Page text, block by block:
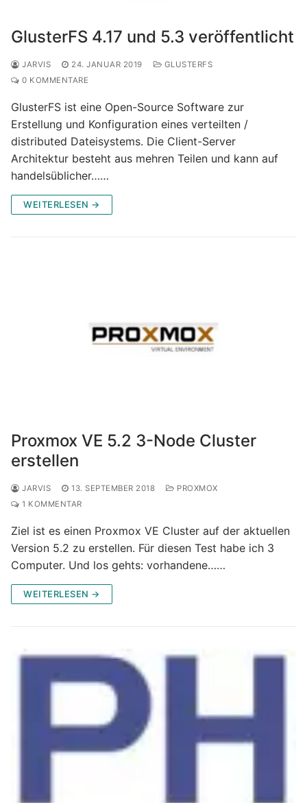
GlusterFS 4.17 und 5.3 veröffentlicht
JARVIS 24. JANUAR 2019
GLUSTERFS
0 KOMMENTARE
GlusterFS ist eine Open-Source Software zur
Erstellung und Konfiguration eines verteilten /
distributed Dateisystems. Die Client-Server
Architektur besteht aus mehren Teilen und kann auf
handelsüblicher……
WEITERLESEN →
Proxmox VE 5.2 3-Node Cluster
erstellen
JARVIS 13. SEPTEMBER 2018
PROXMOX
1 KOMMENTAR
Ziel ist es einen Proxmox VE Cluster auf der aktuellen
Version 5.2 zu erstellen. Für diesen Test habe ich 3
Computer. Und los gehts: vorhandene……
WEITERLESEN →